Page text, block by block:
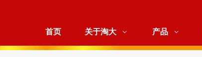
首页 关于淘大 产品